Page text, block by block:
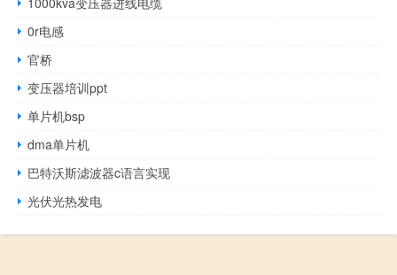
0r电感
官桥
变压器培训ppt
单片机bsp
dma单片机
巴特沃斯滤波器c语言实现
光伏光热发电